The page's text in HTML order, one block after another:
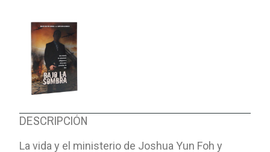
DESCRIPCIÓN
La vida y el ministerio de Joshua Yun Foh y